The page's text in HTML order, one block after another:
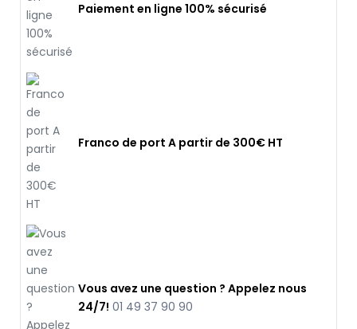
Paiement en ligne 100% sécurisé
Franco de port A partir de 300€ HT
Vous avez une question ? Appelez nous
24/7! 01 49 37 90 90